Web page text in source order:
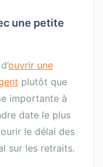
une petite
ouvrir une
plutôt que
importante à
date le plus
le délai des
sur les retraits.